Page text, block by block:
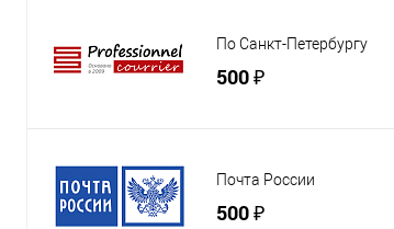
По Санкт-Петербургу
500 ₽
Почта России
500 ₽